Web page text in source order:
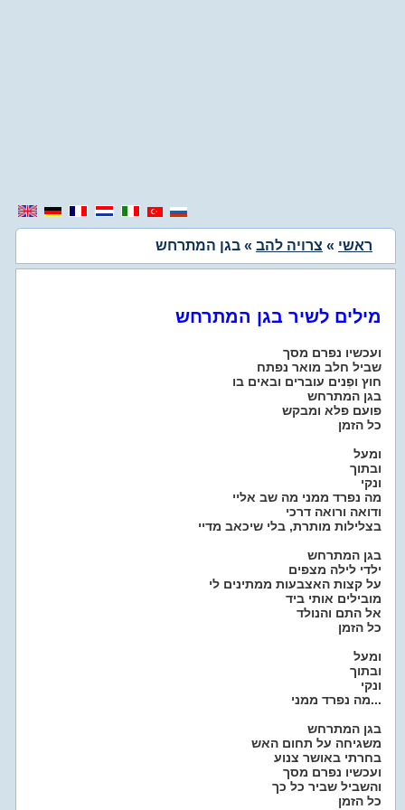
ראשי » צרויה להב » בגן המתרחש
מילים לשיר בגן המתרחש
ועכשיו נפרם מסך
שביל חלב מואר נפתח
חוץ ופְנים עוברים ובאים בו
בגן המתרחש
פועם פלא ומבקש
כל הזמן
ומעל
ובתוך
ונקי
מה נפרד ממני מה שב אליי
ודואה ורואה דרכי
בצלילות מותרת, בלי שיכאב מדיי
בגן המתרחש
ילדי לילה מצפים
על קצות האצבעות ממתינים לי
מובילים אותי ביד
אל התם והנולד
כל הזמן
ומעל
ובתוך
ונקי
מה נפרד ממני...
בגן המתרחש
משגיחה על תחום האש
בחרתי באושר צנוע
ועכשיו נפרם מסך
והשביל שביר כל כך
כל הזמן